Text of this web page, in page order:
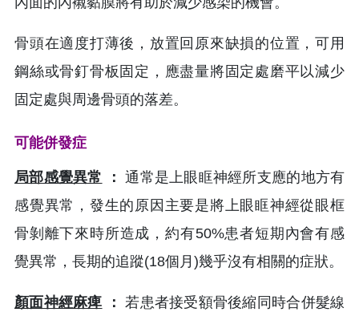
骨頭在適度打薄後，放置回原來缺損的位置，可用
鋼絲或骨釘骨板固定，應盡量將固定處磨平以減少
固定處與周邊骨頭的落差。
可能併發症
局部感覺異常 ： 通常是上眼眶神經所支應的地方有
感覺異常，發生的原因主要是將上眼眶神經從眼框
骨剝離下來時所造成，約有50%患者短期內會有感
覺異常，長期的追蹤(18個月)幾乎沒有相關的症狀。
顏面神經麻痺 ： 若患者接受額骨後縮同時合併髮線